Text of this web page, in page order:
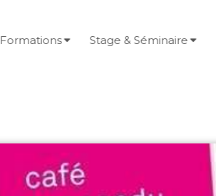
Formations Stage & Séminaire